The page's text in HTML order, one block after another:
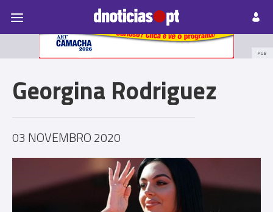
Prazeres Paisagens
PUB
Georgina Rodriguez
03 NOVEMBRO 2020